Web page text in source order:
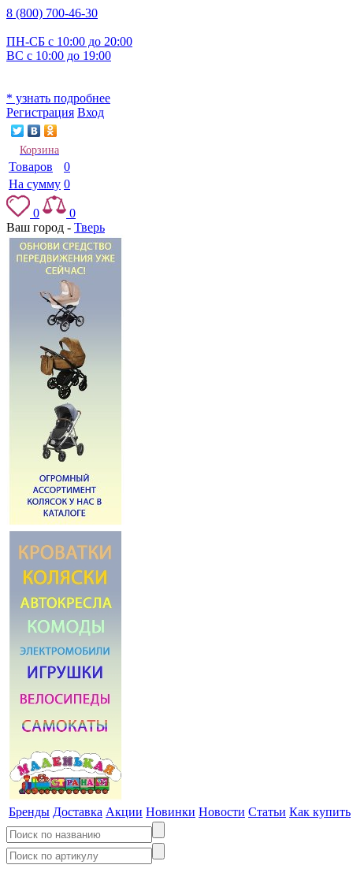
8 (800) 700-46-30
ПН-СБ с 10:00 до 20:00
ВС с 10:00 до 19:00
* узнать подробнее
Регистрация Вход
Корзина
Товаров
0
На сумму 0
0
0
Ваш город - Тверь
Бренды Доставка Акции Новинки Новости Статьи Как купить